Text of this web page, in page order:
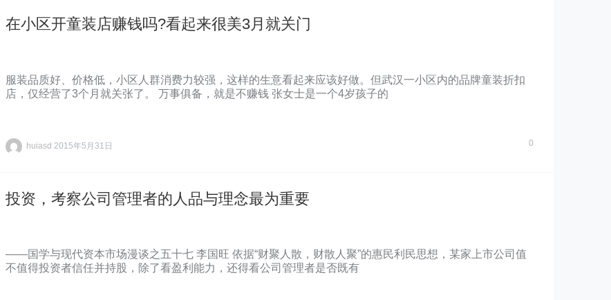
在小区开童装店赚钱吗?看起来很美3月就关门
服装品质好、价格低，小区人群消费力较强，这样的生意看起来应该好做。但武汉一小区内的品牌童装折扣
店，仅经营了3个月就关张了。 万事俱备，就是不赚钱 张女士是一个4岁孩子的
huiasd 2015年5月31日 0
投资，考察公司管理者的人品与理念最为重要
——国学与现代资本市场漫谈之五十七 李国旺 依据“财聚人散，财散人聚”的惠民利民思想，某家上市公司值
不值得投资者信任并持股，除了看盈利能力，还得看公司管理者是否既有